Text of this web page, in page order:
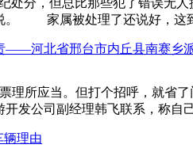
。 家属被处理了还说好，这
——河北省邢台市内丘县南赛乡
所应当。但打个招呼，就省了
发公司副经理韩飞联系，称自
辆理由